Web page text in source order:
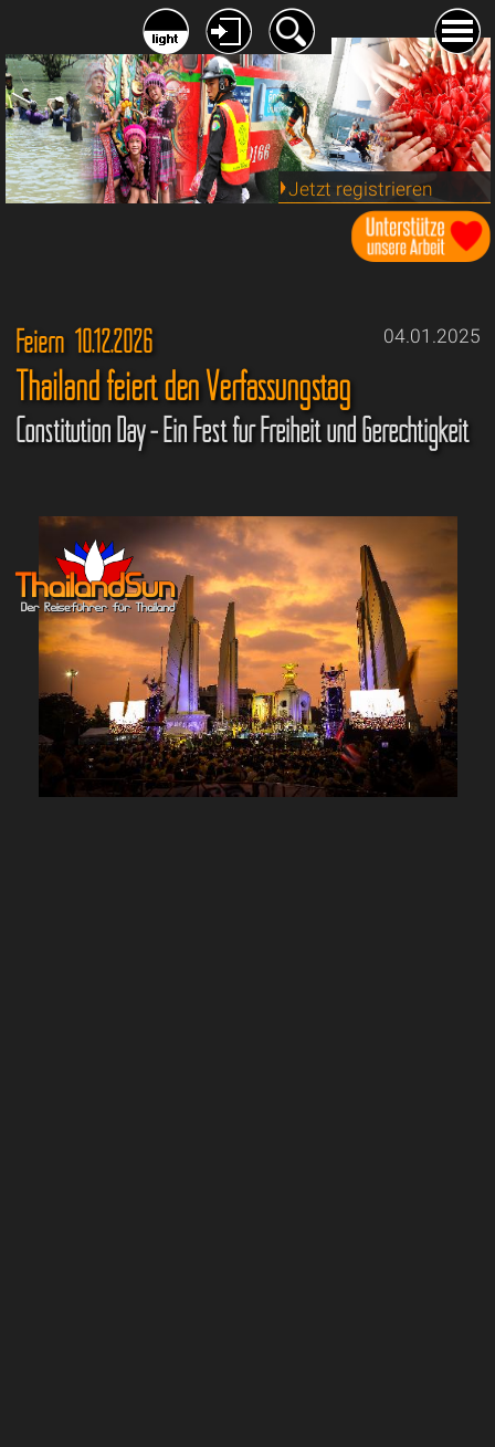
Jetzt registrieren
04.01.2025
Feiern 10.12.2026
Thailand feiert den Verfassungstag
Constitution Day - Ein Fest für Freiheit und Gerechtigkeit